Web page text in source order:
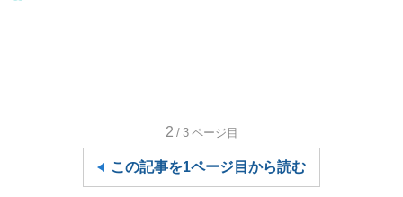
2 /3 ページ目
この記事を1ページ目から読む